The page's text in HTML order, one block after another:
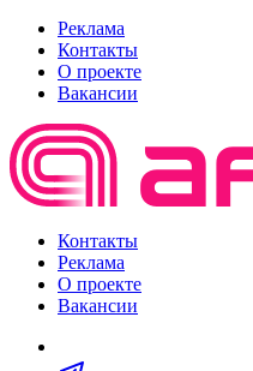
Реклама
Контакты
О проекте
Вакансии
Контакты
Реклама
О проекте
Вакансии